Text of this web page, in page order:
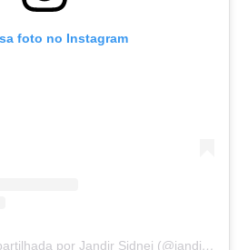
foto no Instagram
Uma publicação compartilhada por Jandir Sidnei (@jandirsidnei)